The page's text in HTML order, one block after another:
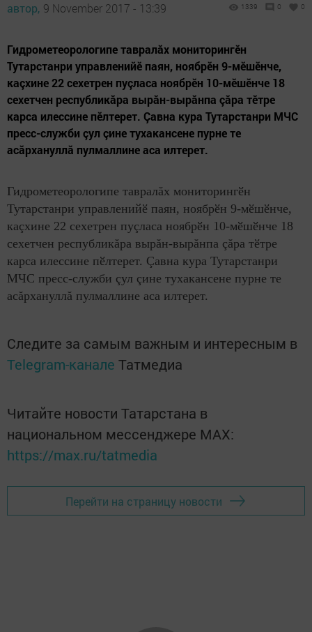
автор, 9 November 2017 - 13:39 1339 0 0
Гидрометеорологипе тавралăх мониторингӗн
Тутарстанри управленийӗ паян, ноябрӗн 9-мӗшӗнче,
каçхине 22 сехетрен пуçласа ноябрӗн 10-мӗшӗнче 18
сехетчен республикăра вырăн-вырăнпа çăра тӗтре
карса илессине пӗлтерет. Çавна кура Тутарстанри МЧС
пресс-служби çул çине тухакансене пурне те
асăрхануллă пулмаллине аса илтерет.
Гидрометеорологипе тавралăх мониторингӗн
Тутарстанри управленийӗ паян, ноябрӗн 9-мӗшӗнче,
каçхине 22 сехетрен пуçласа ноябрӗн 10-мӗшӗнче 18
сехетчен республикăра вырăн-вырăнпа çăра тӗтре
карса илессине пӗлтерет. Çавна кура Тутарстанри
МЧС пресс-служби çул çине тухакансене пурне те
асăрхануллă пулмаллине аса илтерет.
Следите за самым важным и интересным в
Telegram-канале Татмедиа
Читайте новости Татарстана в
национальном мессенджере MАХ:
https://max.ru/tatmedia
Перейти на страницу новости